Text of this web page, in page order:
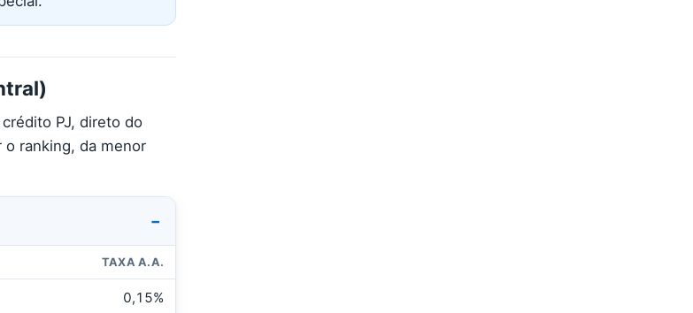
PJ, direto do
o ranking, da menor
TAXA A.A.
0,15%